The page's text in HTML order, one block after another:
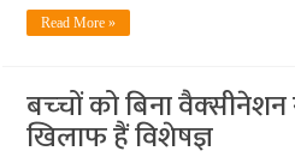
Read More »
बच्‍चों को बिना
खिलाफ हैं विशेषज्ञ